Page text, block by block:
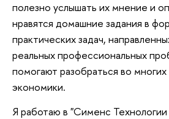
полезно услышать их мнение и
нравятся домашние задания в
практических задач,
реальных профессиональных
помогают разобраться во многих
экономики.
Я работаю в "Сименс Технологии